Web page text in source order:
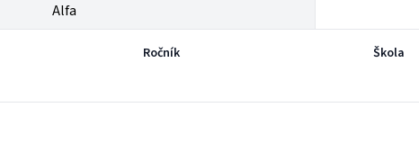
Alfa
Ročník Škola